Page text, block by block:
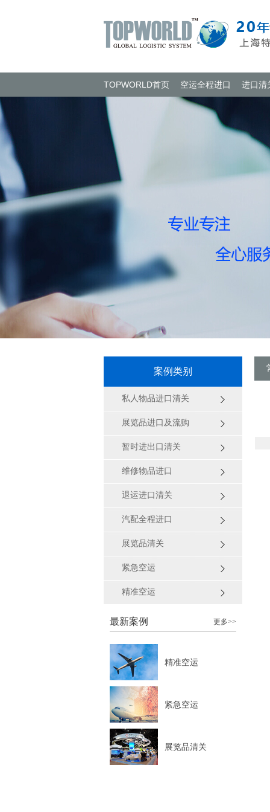
TOPWORLD首页 空运全程进口 进口清
案例类别
私人物品进口清关
展览品进口及流购
暂时进出口清关
维修物品进口
退运进口清关
汽配全程进口
展览品清关
紧急空运
精准空运
最新案例 更多>>
精准空运
紧急空运
展览品清关